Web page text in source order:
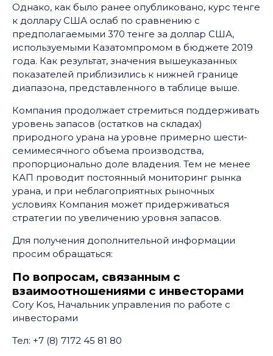
Однако, как было ранее опубликовано, курс тенге
к доллару США ослаб по сравнению с
предполагаемыми 370 тенге за доллар США,
используемыми Казатомпромом в бюджете 2019
года. Как результат, значения вышеуказанных
показателей приблизились к нижней границе
диапазона, представленного в таблице выше.
Компания продолжает стремиться поддерживать
уровень запасов (остатков на складах)
природного урана на уровне примерно шести-
семимесячного объема производства,
пропорционально доле владения. Тем не менее
КАП проводит постоянный мониторинг рынка
урана, и при неблагоприятных рыночных
условиях Компания может придерживаться
стратегии по увеличению уровня запасов.
Для получения дополнительной информации
просим обращаться:
По вопросам, связанным с
взаимоотношениями с инвесторами
Cory Kos, Начальник управления по работе с
инвесторами
Тел: +7 (8) 7172 45 81 80